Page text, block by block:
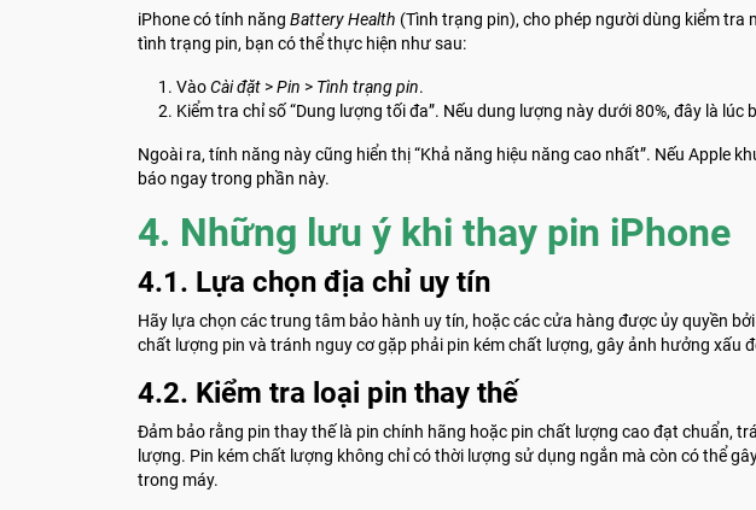
iPhone có tính năng Battery Health (Tình trạng pin), cho phép người dùng kiểm tra
tình trạng pin, bạn có thể thực hiện như sau:
VàoCài đặt >Pin > Tình trạng pin.
Kiểm tra chỉ số “Dung lượng tối đa”. Nếu dung lượng này dưới 80%, đây là lúc
Ngoài ra, tính năng này cũng hiển thị “Khả năng hiệu năng cao nhất”. Nếu Apple
báo ngay trong phần này.
4. Những lưu ý khi thay pin iPhone
4.1. Lựa chọn địa chỉ uy tín
Hãy lựa chọn các trung tâm bảo hành uy tín, hoặc các cửa hàng được ủy quyền
chất lượng pin và tránh nguy cơ gặp phải pin kém chất lượng, gây ảnh hưởng xấu
4.2. Kiểm tra loại pin thay thế
Đảm bảo rằng pin thay thế là pin chính hãng hoặc pin chất lượng cao đạt chuẩn,
lượng. Pin kém chất lượng không chỉ có thời lượng sử dụng ngắn mà còn có thể
trong máy.